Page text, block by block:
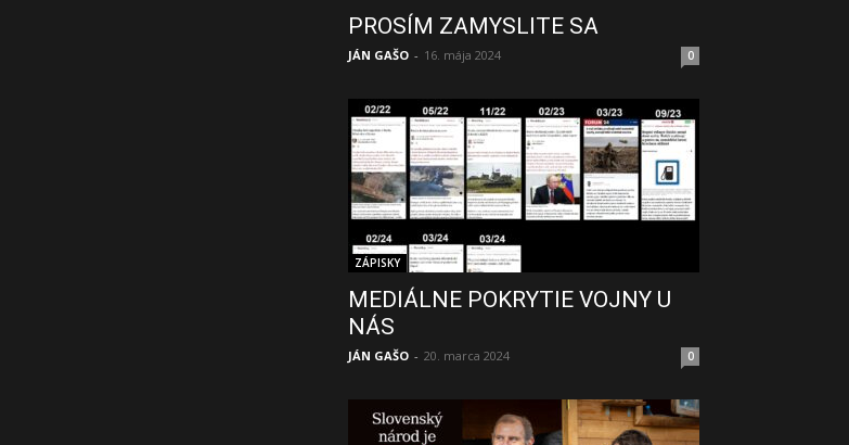
PROSÍM ZAMYSLITE SA
JÁN GAŠO - 16. mája 2024 0
ZÁPISKY
MEDIÁLNE POKRYTIE VOJNY U
NÁS
JÁN GAŠO - 20. marca 2024 0